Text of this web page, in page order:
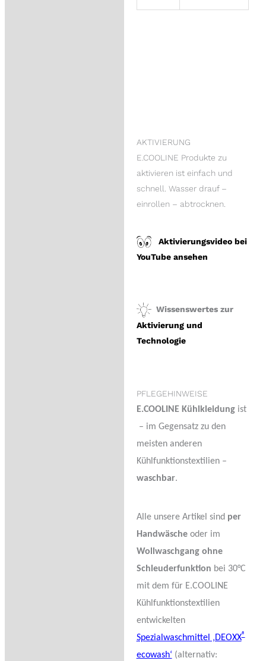
AKTIVIERUNG
E.COOLINE Produkte zu
aktivieren ist einfach und
schnell. Wasser drauf –
einrollen – abtrocknen.
Aktivierungsvideo bei
YouTube ansehen
Wissenswertes zur
Aktivierung und
Technologie
PFLEGEHINWEISE
E.COOLINE Kühlkleidungist
– im Gegensatz zu den
meisten anderen
Kühlfunktionstextilien –
waschbar.
Alle unsere Artikel sind per
Handwäscheoder im
Wollwaschgang ohne
Schleuderfunktion bei 30°C
mit dem für E.COOLINE
Kühlfunktionstextilien
entwickelten
Spezialwaschmittel ‚DEOXX®
ecowash‘ (alternativ: